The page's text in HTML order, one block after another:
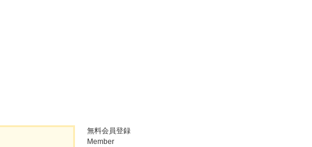
無料会員登録
Member